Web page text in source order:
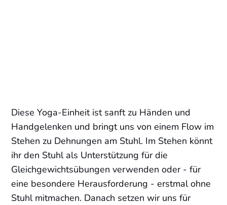
Diese Yoga-Einheit ist sanft zu Händen und
Handgelenken und bringt uns von einem Flow im
Stehen zu Dehnungen am Stuhl. Im Stehen könnt
ihr den Stuhl als Unterstützung für die
Gleichgewichtsübungen verwenden oder - für
eine besondere Herausforderung - erstmal ohne
Stuhl mitmachen. Danach setzen wir uns für